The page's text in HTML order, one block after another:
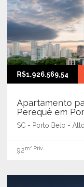
R$1.926.569,54
Apartamento
Perequê em
SC - Porto Belo -
92m² Priv.